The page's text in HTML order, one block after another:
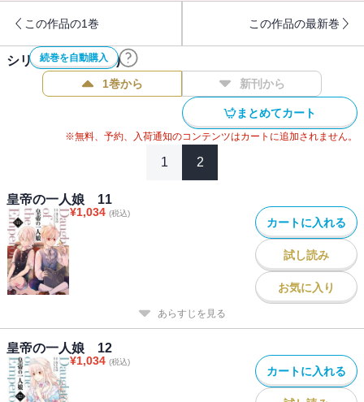
この作品の1巻 この作品の最新巻
続巻を自動購入
シリーズ作品(17件)
1巻から 新刊から
まとめてカート
※無料、予約、入荷通知のコンテンツはカートに追加されません。
1 2
皇帝の一人娘 11
¥1,034 (税込)
カートに入れる
試し読み
お気に入り
あらすじを見る
皇帝の一人娘 12
¥1,034 (税込)
カートに入れる